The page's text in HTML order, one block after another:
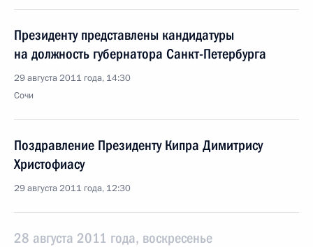
Президенту представлены кандидатуры
на должность губернатора Санкт-Петербурга
29 августа 2011 года, 14:30
Сочи
Поздравление Президенту Кипра Димитрису
Христофиасу
29 августа 2011 года, 12:30
28 августа 2011 года, воскресенье